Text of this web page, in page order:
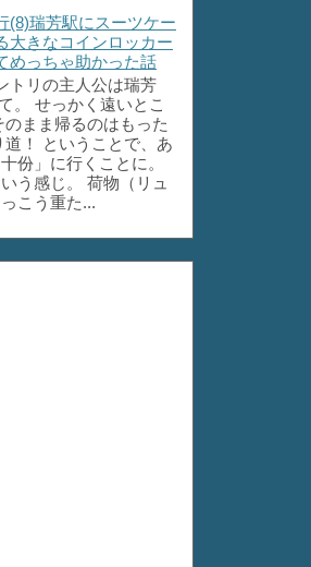
(8)瑞芳駅にスーツケー
大きなコインロッカー
めっちゃ助かった話
トリの主人公は瑞芳
。 せっかく遠いとこ
まま帰るのはもった
！ ということで、あ
份」に行くことに。
う感じ。 荷物（リュ
こう重た...